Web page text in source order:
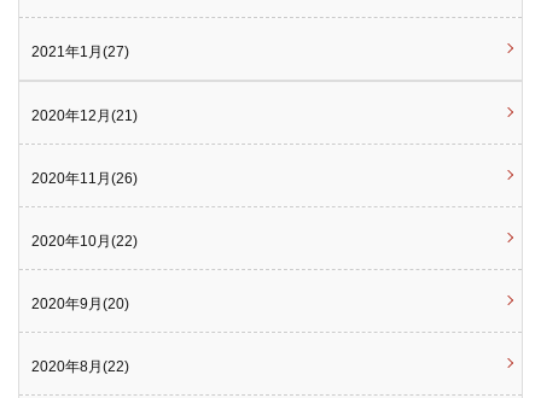
2021年1月(27)
2020年12月(21)
2020年11月(26)
2020年10月(22)
2020年9月(20)
2020年8月(22)